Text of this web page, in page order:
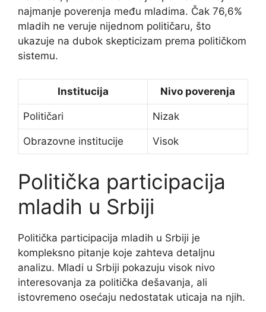
najmanje poverenja među mladima. Čak 76,6%
mladih ne veruje nijednom političaru, što
ukazuje na dubok skepticizam prema političkom
sistemu.
Institucija Nivo poverenja
Političari Nizak
Obrazovne institucije Visok
Politička participacija
mladih u Srbiji
Politička participacija mladih u Srbiji je
kompleksno pitanje koje zahteva detaljnu
analizu. Mladi u Srbiji pokazuju visok nivo
interesovanja za politička dešavanja, ali
istovremeno osećaju nedostatak uticaja na njih.